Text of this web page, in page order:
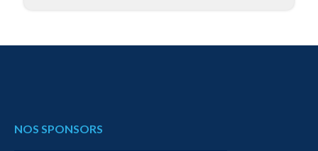
NOS SPONSORS